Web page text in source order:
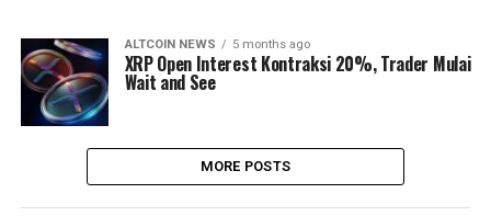
ALTCOIN NEWS 5 months ago
XRP Open Interest Kontraksi 20%, Trader Mulai
Wait and See
MORE POSTS